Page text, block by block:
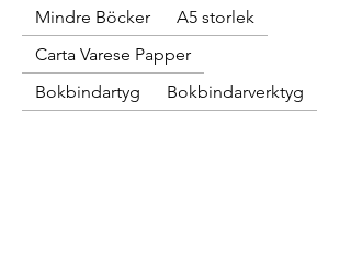
Mindre Böcker
A5 storlek
Carta Varese Papper
Bokbindartyg
Bokbindarverktyg